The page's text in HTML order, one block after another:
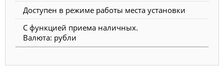
Доступен в режиме работы места установки
С функцией приема наличных.
Валюта: рубли